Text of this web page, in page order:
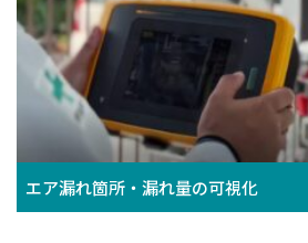
エア漏れ箇所・漏れ量の可視化